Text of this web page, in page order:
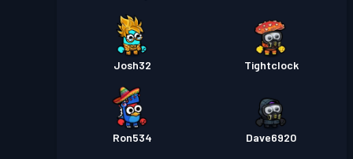
Josh32 Tightclock
Ron534 Dave6920